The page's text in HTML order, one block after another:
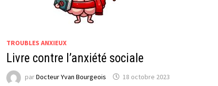
TROUBLES ANXIEUX
Livre contre l’anxiété sociale
parDocteur Yvan Bourgeois 18 octobre 2023